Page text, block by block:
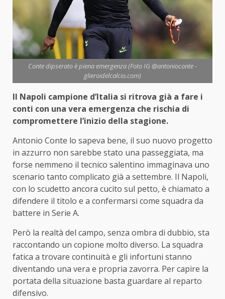
Conte dipserato è piena emergenza (Foto IG @antonioconte -
glieroidelcalcio.com)
Il Napoli campione d’Italia si ritrova già a fare i
conti con una vera emergenza che rischia di
compromettere l’inizio della stagione.
Antonio Conte lo sapeva bene, il suo nuovo progetto
in azzurro non sarebbe stato una passeggiata, ma
forse nemmeno il tecnico salentino immaginava uno
scenario tanto complicato già a settembre. Il Napoli,
con lo scudetto ancora cucito sul petto, è chiamato a
difendere il titolo e a confermarsi come squadra da
battere in Serie A.
Però la realtà del campo, senza ombra di dubbio, sta
raccontando un copione molto diverso. La squadra
fatica a trovare continuità e gli infortuni stanno
diventando una vera e propria zavorra. Per capire la
portata della situazione basta guardare al reparto
difensivo.